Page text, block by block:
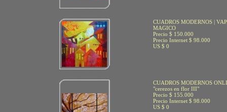
CUADROS MODERNOS |
MAGICO
Precio $ 150.000
Precio Internet $ 98.000
US $ 0
CUADROS MODERNOS
"cerezos en flor III"
Precio $ 155.000
Precio Internet $ 98.000
US $ 0